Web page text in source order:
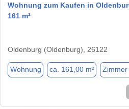
Wohnung zum Kaufen in
161 m²
Oldenburg (Oldenburg), 26122
Wohnung ca. 161,00 m² Zimmer